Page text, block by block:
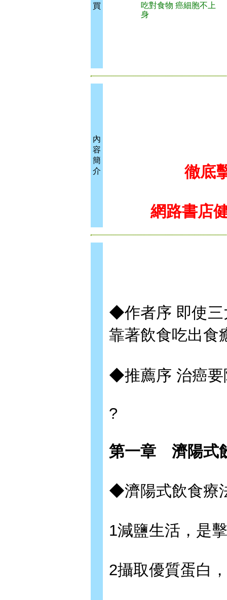
買
吃對食物 癌細胞不上
身
內
容
簡
介
徹底
網路書店
◆作者序 即使三
靠著飲食吃出
◆推薦序 治癌
?
第一章 濟陽式
◆濟陽式飲食療
1減鹽生活，是
2攝取優質蛋白